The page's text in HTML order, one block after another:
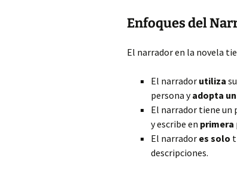
Enfoques del
El narrador en la novela
El narrador utiliza
persona yadopta
El narrador tiene un
y escribe en primera
El narrador es solo
descripciones.